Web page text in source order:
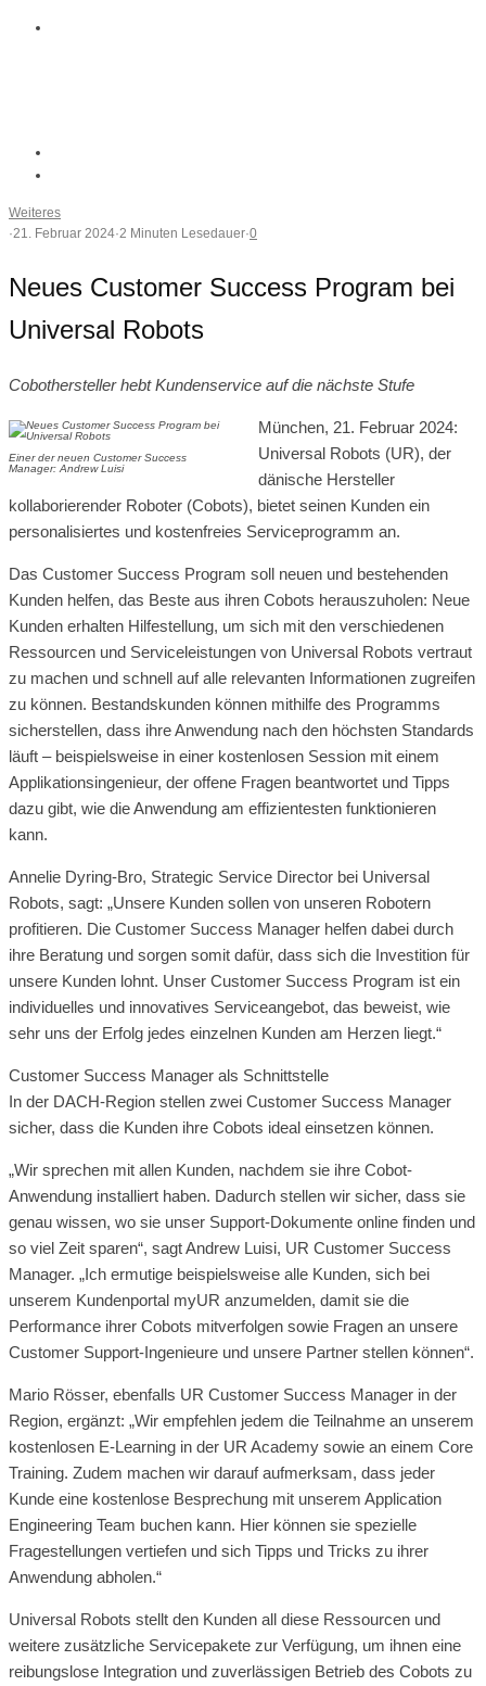
Weiteres
·21. Februar 2024·2 Minuten Lesedauer·0
Neues Customer Success Program bei
Universal Robots
Cobothersteller hebt Kundenservice auf die nächste Stufe
Einer der neuen Customer Success
Manager: Andrew Luisi
München, 21. Februar 2024:
Universal Robots (UR), der
dänische Hersteller
kollaborierender Roboter (Cobots), bietet seinen Kunden ein
personalisiertes und kostenfreies Serviceprogramm an.
Das Customer Success Program soll neuen und bestehenden
Kunden helfen, das Beste aus ihren Cobots herauszuholen: Neue
Kunden erhalten Hilfestellung, um sich mit den verschiedenen
Ressourcen und Serviceleistungen von Universal Robots vertraut
zu machen und schnell auf alle relevanten Informationen zugreifen
zu können. Bestandskunden können mithilfe des Programms
sicherstellen, dass ihre Anwendung nach den höchsten Standards
läuft – beispielsweise in einer kostenlosen Session mit einem
Applikationsingenieur, der offene Fragen beantwortet und Tipps
dazu gibt, wie die Anwendung am effizientesten funktionieren
kann.
Annelie Dyring-Bro, Strategic Service Director bei Universal
Robots, sagt: „Unsere Kunden sollen von unseren Robotern
profitieren. Die Customer Success Manager helfen dabei durch
ihre Beratung und sorgen somit dafür, dass sich die Investition für
unsere Kunden lohnt. Unser Customer Success Program ist ein
individuelles und innovatives Serviceangebot, das beweist, wie
sehr uns der Erfolg jedes einzelnen Kunden am Herzen liegt.“
Customer Success Manager als Schnittstelle
In der DACH-Region stellen zwei Customer Success Manager
sicher, dass die Kunden ihre Cobots ideal einsetzen können.
„Wir sprechen mit allen Kunden, nachdem sie ihre Cobot-
Anwendung installiert haben. Dadurch stellen wir sicher, dass sie
genau wissen, wo sie unser Support-Dokumente online finden und
so viel Zeit sparen“, sagt Andrew Luisi, UR Customer Success
Manager. „Ich ermutige beispielsweise alle Kunden, sich bei
unserem Kundenportal myUR anzumelden, damit sie die
Performance ihrer Cobots mitverfolgen sowie Fragen an unsere
Customer Support-Ingenieure und unsere Partner stellen können“.
Mario Rösser, ebenfalls UR Customer Success Manager in der
Region, ergänzt: „Wir empfehlen jedem die Teilnahme an unserem
kostenlosen E-Learning in der UR Academy sowie an einem Core
Training. Zudem machen wir darauf aufmerksam, dass jeder
Kunde eine kostenlose Besprechung mit unserem Application
Engineering Team buchen kann. Hier können sie spezielle
Fragestellungen vertiefen und sich Tipps und Tricks zu ihrer
Anwendung abholen.“
Universal Robots stellt den Kunden all diese Ressourcen und
weitere zusätzliche Servicepakete zur Verfügung, um ihnen eine
reibungslose Integration und zuverlässigen Betrieb des Cobots zu